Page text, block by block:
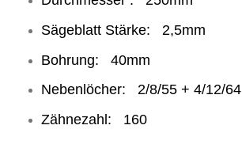
Sägeblatt Stärke: 2,5mm
Bohrung: 40mm
Nebenlöcher: 2/8/55 + 4/12/64
Zähnezahl: 160